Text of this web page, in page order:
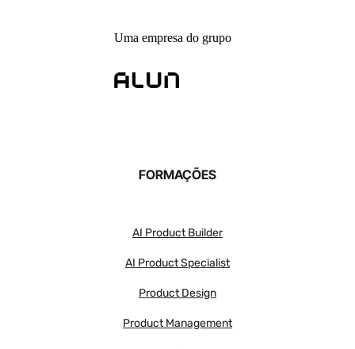
Uma empresa do grupo
FORMAÇÕES
AI Product Builder
AI Product Specialist
Product Design
Product Management